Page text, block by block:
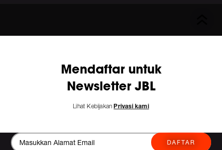
Mendaftar untuk
Newsletter JBL
Lihat KebijakanPrivasi kami
DAFTAR